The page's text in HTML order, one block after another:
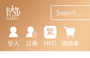
購物車
繁
HKD
註冊
登入